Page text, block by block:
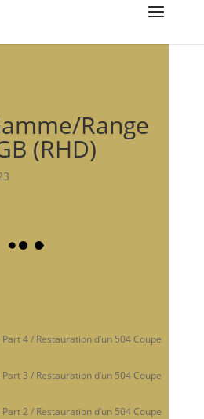
Range
(RHD)
4 / Restauration d’un 504 Coupe
3 / Restauration d’un 504 Coupe
2 / Restauration d’un 504 Coupe